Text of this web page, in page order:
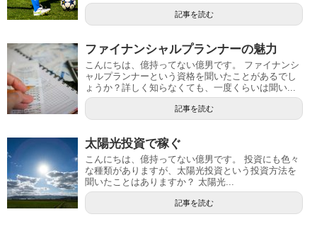
記事を読む
ファイナンシャルプランナーの魅力
こんにちは、億持ってない億男です。 ファイナンシ
ャルプランナーという資格を聞いたことがあるでし
ょうか？詳しく知らなくても、一度くらいは聞い...
記事を読む
太陽光投資で稼ぐ
こんにちは、億持ってない億男です。 投資にも色々
な種類がありますが、太陽光投資という投資方法を
聞いたことはありますか？ 太陽光...
記事を読む